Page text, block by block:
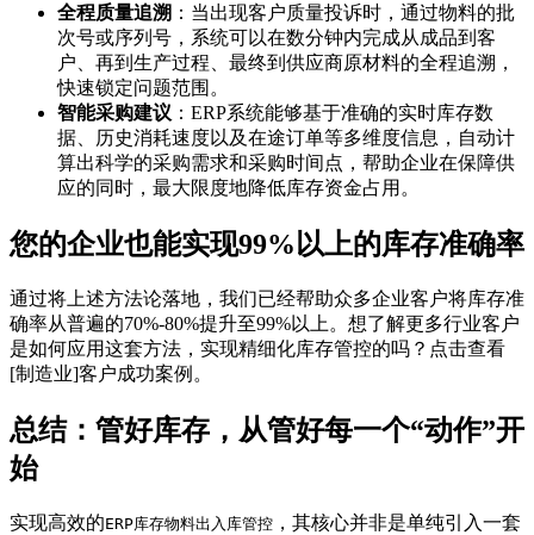
全程质量追溯 ：当出现客户质量投诉时，通过物料的批
次号或序列号，系统可以在数分钟内完成从成品到客
户、再到生产过程、最终到供应商原材料的全程追溯，
快速锁定问题范围。
智能采购建议 ：ERP系统能够基于准确的实时库存数
据、历史消耗速度以及在途订单等多维度信息，自动计
算出科学的采购需求和采购时间点，帮助企业在保障供
应的同时，最大限度地降低库存资金占用。
您的企业也能实现99%以上的库存准确率
通过将上述方法论落地，我们已经帮助众多企业客户将库存准
确率从普遍的70%-80%提升至99%以上。想了解更多行业客户
是如何应用这套方法，实现精细化库存管控的吗？点击查看
[制造业]客户成功案例。
总结：管好库存，从管好每一个“动作”开
始
实现高效的ERP库存物料出入库管控 ，其核心并非是单纯引入一套